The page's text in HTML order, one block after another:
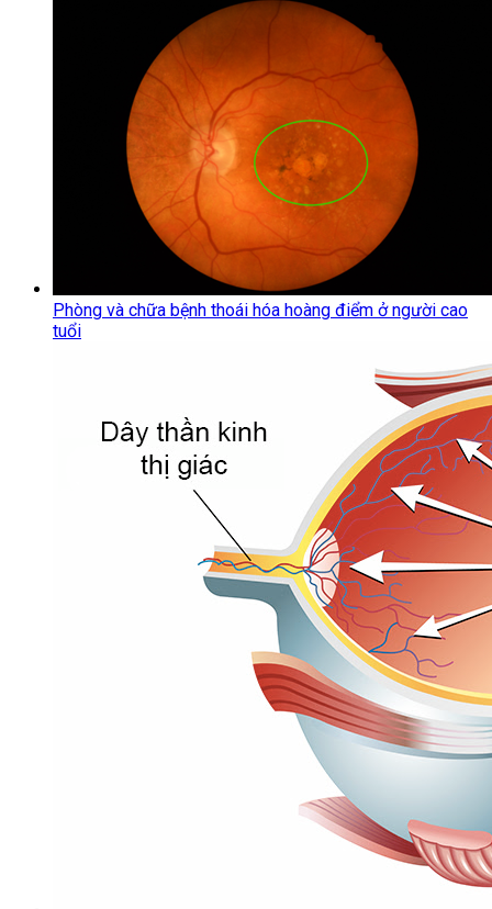
Phòng và chữa bệnh thoái hóa hoàng điểm ở người cao
tuổi